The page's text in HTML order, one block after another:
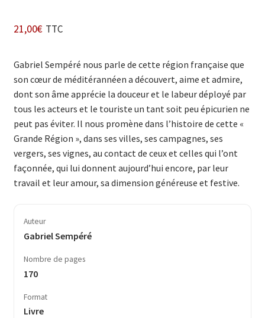
21,00€ TTC
Gabriel Sempéré nous parle de cette région française que
son cœur de méditérannéen a découvert, aime et admire,
dont son âme apprécie la douceur et le labeur déployé par
tous les acteurs et le touriste un tant soit peu épicurien ne
peut pas éviter. Il nous promène dans l’histoire de cette «
Grande Région », dans ses villes, ses campagnes, ses
vergers, ses vignes, au contact de ceux et celles qui l’ont
façonnée, qui lui donnent aujourd’hui encore, par leur
travail et leur amour, sa dimension généreuse et festive.
Auteur
Gabriel Sempéré
Nombre de pages
170
Format
Livre